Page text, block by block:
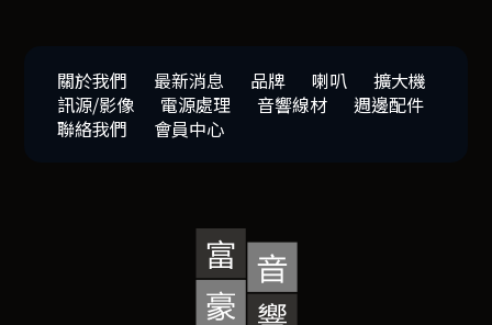
關於我們 最新消息 品牌 喇叭
擴大機
訊源/影像
電源處理 音響線材
週邊配件
聯絡我們
會員中心